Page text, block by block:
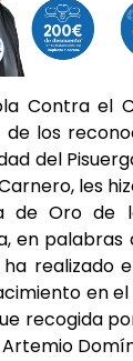
Contra el
los
del
les
de Oro de
en palabras
realizado
en el
recogida